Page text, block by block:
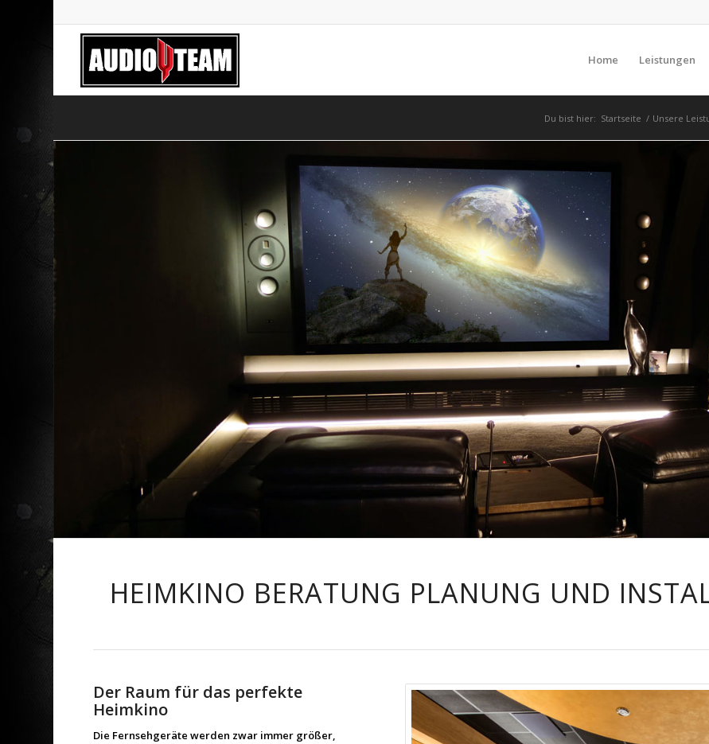
Home Leistungen
Du bist hier: Startseite / Unsere
HEIMKINO BERATUNG PLANUNG UND
Der Raum für das perfekte
Heimkino
Die Fernsehgeräte werden zwar immer größer,